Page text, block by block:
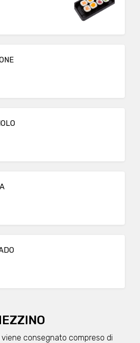
viene consegnato compreso di